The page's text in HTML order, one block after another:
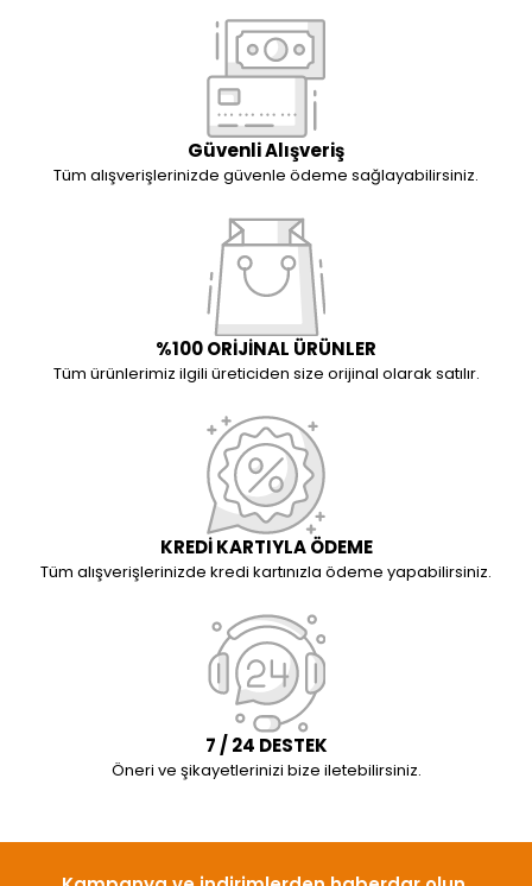
Güvenli Alışveriş
Tüm alışverişlerinizde güvenle ödeme sağlayabilirsiniz.
%100 ORİJİNAL ÜRÜNLER
Tüm ürünlerimiz ilgili üreticiden size orijinal olarak satılır.
KREDİ KARTIYLA ÖDEME
Tüm alışverişlerinizde kredi kartınızla ödeme yapabilirsiniz.
7 / 24 DESTEK
Öneri ve şikayetlerinizi bize iletebilirsiniz.